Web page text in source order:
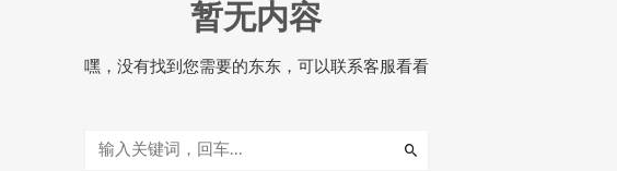
暂无内容
嘿，没有找到您需要的东东，可以联系客服看看